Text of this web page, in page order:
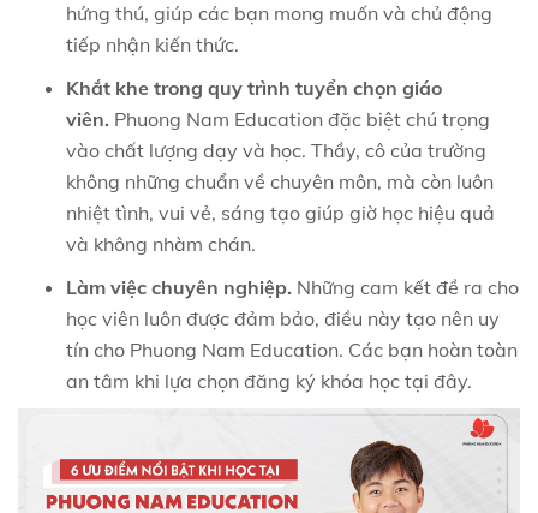
hứng thú, giúp các bạn mong muốn và chủ động
tiếp nhận kiến thức.
Khắt khe trong quy trình tuyển chọn giáo
viên. Phuong Nam Education đặc biệt chú trọng
vào chất lượng dạy và học. Thầy, cô của trường
không những chuẩn về chuyên môn, mà còn luôn
nhiệt tình, vui vẻ, sáng tạo giúp giờ học hiệu quả
và không nhàm chán.
Làm việc chuyên nghiệp. Những cam kết đề ra cho
học viên luôn được đảm bảo, điều này tạo nên uy
tín cho Phuong Nam Education. Các bạn hoàn toàn
an tâm khi lựa chọn đăng ký khóa học tại đây.